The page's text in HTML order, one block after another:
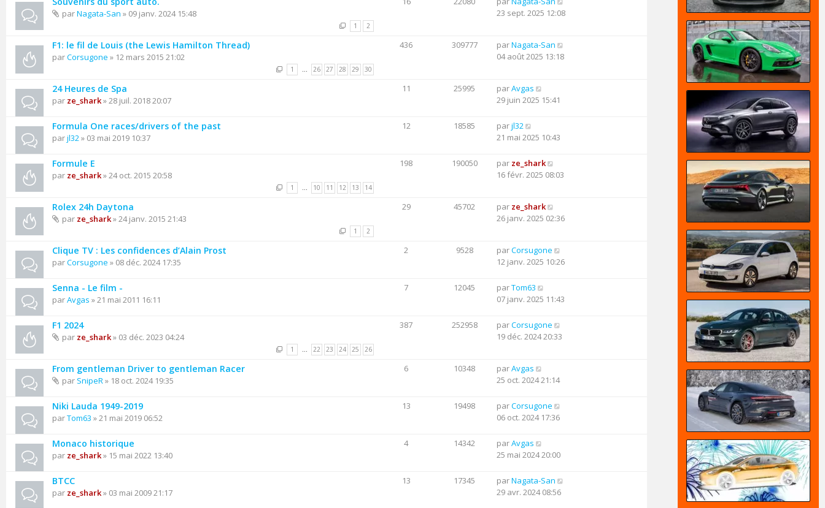
parNagata-San » 09 janv. 2024 15:48
1 2
23 sept. 2025 12:08
F1: le fil de Louis (the Lewis Hamilton Thread)
parCorsugone » 12 mars 2015 21:02
1 … 26 27 28 29 30
436 309777 parNagata-San
04 août 2025 13:18
24 Heures de Spa
par ze_shark» 28 juil. 2018 20:07
11 25995 parAvgas
29 juin 2025 15:41
Formula One races/drivers of the past
parjl32» 03 mai 2019 10:37
12 18585 parjl32
21 mai 2025 10:43
Formule E
par ze_shark» 24 oct. 2015 20:58
1 … 10 11 12 13 14
198 190050 par ze_shark
16 févr. 2025 08:03
Rolex 24h Daytona
par ze_shark» 24 janv. 2015 21:43
1 2
29 45702 par ze_shark
26 janv. 2025 02:36
Clique TV : Les confidences d’Alain Prost
parCorsugone » 08 déc. 2024 17:35
2 9528 parCorsugone
12 janv. 2025 10:26
Senna - Le film -
parAvgas » 21 mai 2011 16:11
7 12045 parTom63
07 janv. 2025 11:43
F1 2024
par ze_shark» 03 déc. 2023 04:24
1 … 22 23 24 25 26
387 252958 parCorsugone
19 déc. 2024 20:33
From gentleman Driver to gentleman Racer
par SnipeR» 18 oct. 2024 19:35
6 10348 parAvgas
25 oct. 2024 21:14
Niki Lauda 1949-2019
parTom63 » 21 mai 2019 06:52
13 19498 parCorsugone
06 oct. 2024 17:36
Monaco historique
par ze_shark» 15 mai 2022 13:40
4 14342 parAvgas
25 mai 2024 20:00
BTCC
par ze_shark» 03 mai 2009 21:17
13 17345 parNagata-San
29 avr. 2024 08:56